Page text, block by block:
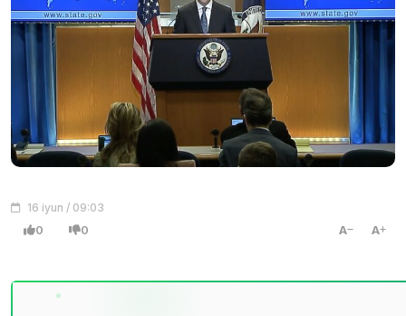
16 iyun / 09:03
0 0 A A